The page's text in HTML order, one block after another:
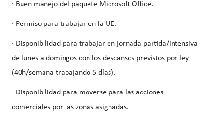
· Buen manejo del paquete Microsoft Office.
· Permiso para trabajar en la UE.
· Disponibilidad para trabajar en jornada partida/intensiva
de lunes a domingos con los descansos previstos por ley
(40h/semana trabajando 5 días).
· Disponibilidad para moverse para las acciones
comerciales por las zonas asignadas.